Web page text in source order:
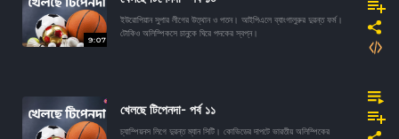
9:07
ইউরোপিয়ান সুপার লীগের উত্থান ও পতন। আইপিএলে ব্যাংগালুরুর দুরন্ত ফর্ম।
টোকিও অলিম্পিকসে চানুকে ঘিরে পদকের স্বপ্ন।
খেলছে টিপেনদা- পর্ব ১১
চ্যাম্পিয়নস লিগে দুরন্ত ম্যান সিটি। কোভিডের দাপটে ভারতীয় অলিম্পিকের